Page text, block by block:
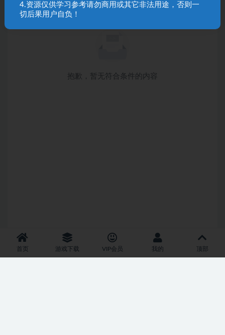
抱歉，暂无符合条件的内容
首页 游戏下载 VIP会员 我的 顶部
4.资源仅供学习参考请勿商用或其它非法用途，否则一
切后果用户自负！